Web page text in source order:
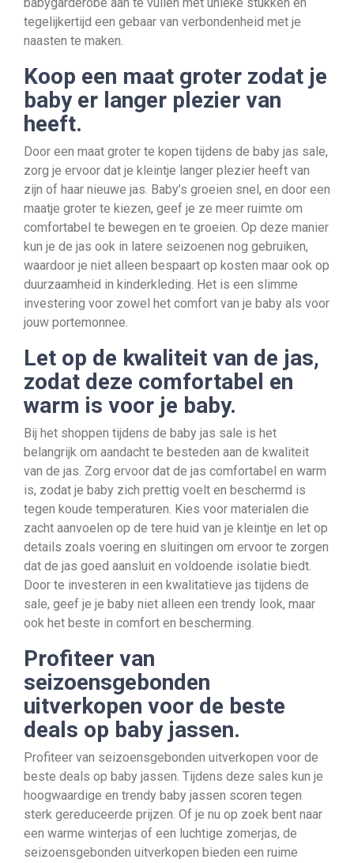
tegelijkertijd een gebaar van verbondenheid met je
naasten te maken.
Koop een maat groter zodat je
baby er langer plezier van
heeft.
Door een maat groter te kopen tijdens de baby jas sale,
zorg je ervoor dat je kleintje langer plezier heeft van
zijn of haar nieuwe jas. Baby’s groeien snel, en door een
maatje groter te kiezen, geef je ze meer ruimte om
comfortabel te bewegen en te groeien. Op deze manier
kun je de jas ook in latere seizoenen nog gebruiken,
waardoor je niet alleen bespaart op kosten maar ook op
duurzaamheid in kinderkleding. Het is een slimme
investering voor zowel het comfort van je baby als voor
jouw portemonnee.
Let op de kwaliteit van de jas,
zodat deze comfortabel en
warm is voor je baby.
Bij het shoppen tijdens de baby jas sale is het
belangrijk om aandacht te besteden aan de kwaliteit
van de jas. Zorg ervoor dat de jas comfortabel en warm
is, zodat je baby zich prettig voelt en beschermd is
tegen koude temperaturen. Kies voor materialen die
zacht aanvoelen op de tere huid van je kleintje en let op
details zoals voering en sluitingen om ervoor te zorgen
dat de jas goed aansluit en voldoende isolatie biedt.
Door te investeren in een kwalitatieve jas tijdens de
sale, geef je je baby niet alleen een trendy look, maar
ook het beste in comfort en bescherming.
Profiteer van
seizoensgebonden
uitverkopen voor de beste
deals op baby jassen.
Profiteer van seizoensgebonden uitverkopen voor de
beste deals op baby jassen. Tijdens deze sales kun je
hoogwaardige en trendy baby jassen scoren tegen
sterk gereduceerde prijzen. Of je nu op zoek bent naar
een warme winterjas of een luchtige zomerjas, de
seizoensgebonden uitverkopen bieden een ruime